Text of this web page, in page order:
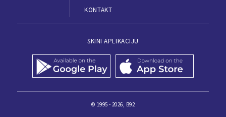
KONTAKT
SKINI APLIKACIJU
© 1995 - 2026, B92